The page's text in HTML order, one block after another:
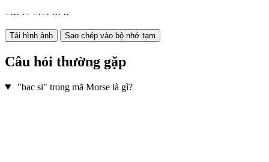
−··· ·− −·−· ··· ··
Tải hình ảnh Sao chép vào bộ nhớ tạm
Câu hỏi thường gặp
"bac si" trong mã Morse là gì?